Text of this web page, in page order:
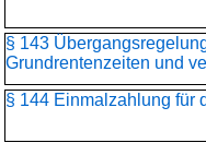
§ 143
Grundrentenzeiten und
§ 144 Einmalzahlung für